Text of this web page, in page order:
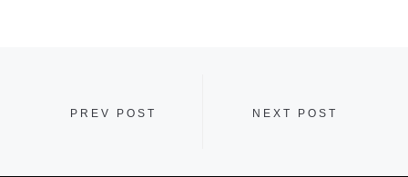
PREV POST NEXT POST